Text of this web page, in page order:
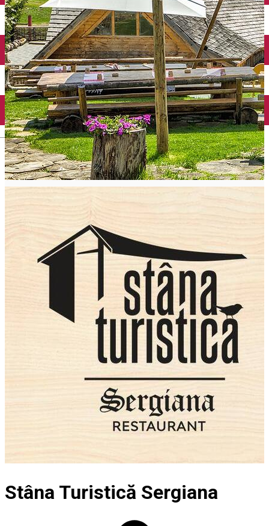
English
Stâna Turistică Sergiana